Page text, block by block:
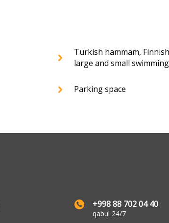
Turkish hammam,
large and small
Parking space
+998 88 702 04 40
qabul 24/7